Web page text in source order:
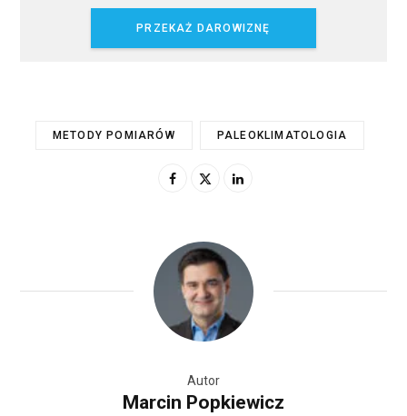
PRZEKAŻ DAROWIZNĘ
METODY POMIARÓW PALEOKLIMATOLOGIA
Autor
Marcin Popkiewicz